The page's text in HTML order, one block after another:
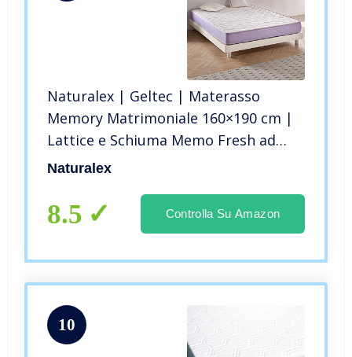
Naturalex | Geltec | Materasso
Memory Matrimoniale 160×190 cm |
Lattice e Schiuma Memo Fresh ad
Alta Resilienza con Micro-Capsule
Ventilante | Anti umidità
Naturalex
8.5 Controlla Su Amazon
10